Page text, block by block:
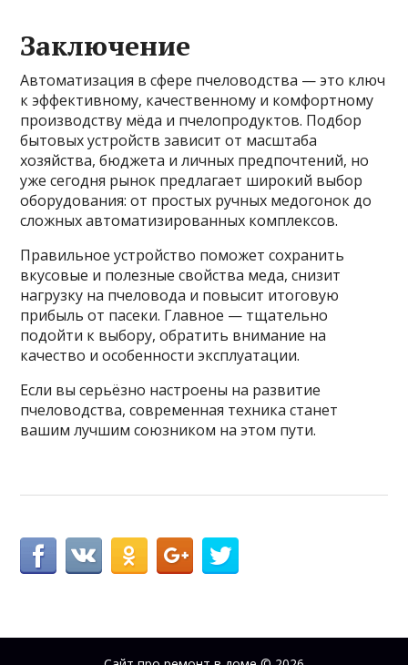
Заключение
Автоматизация в сфере пчеловодства — это ключ
к эффективному, качественному и комфортному
производству мёда и пчелопродуктов. Подбор
бытовых устройств зависит от масштаба
хозяйства, бюджета и личных предпочтений, но
уже сегодня рынок предлагает широкий выбор
оборудования: от простых ручных медогонок до
сложных автоматизированных комплексов.
Правильное устройство поможет сохранить
вкусовые и полезные свойства меда, снизит
нагрузку на пчеловода и повысит итоговую
прибыль от пасеки. Главное — тщательно
подойти к выбору, обратить внимание на
качество и особенности эксплуатации.
Если вы серьёзно настроены на развитие
пчеловодства, современная техника станет
вашим лучшим союзником на этом пути.